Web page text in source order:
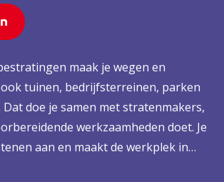
maak je wegen en
tuinen, bedrijfsterreinen, parken
doe je samen met stratenmakers,
werkzaamheden doet. Je
aan en maakt de werkplek in